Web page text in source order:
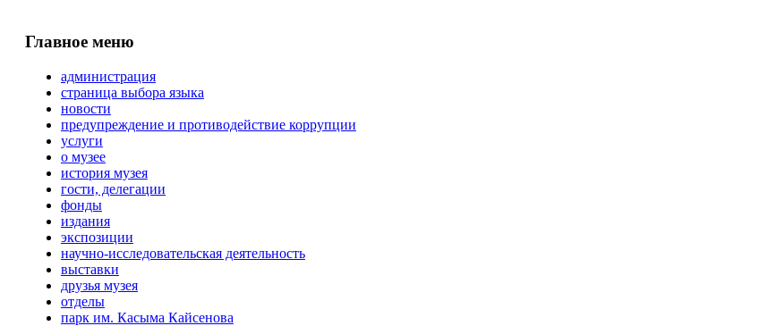
Главное меню
администрация
страница выбора языка
новости
предупреждение и противодействие коррупции
услуги
о музее
история музея
гости, делегации
фонды
издания
экспозиции
научно-исследовательская деятельность
выставки
друзья музея
отделы
парк им. Касыма Кайсенова